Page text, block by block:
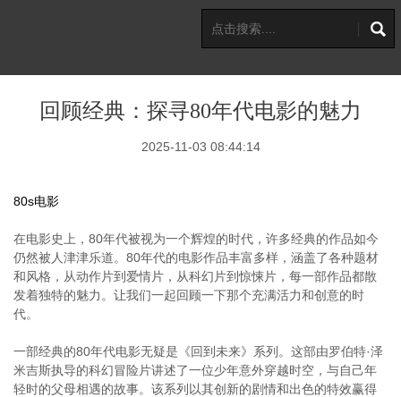
回顾经典：探寻80年代电影的魅力
2025-11-03 08:44:14
80s电影
在电影史上，80年代被视为一个辉煌的时代，许多经典的作品如今
仍然被人津津乐道。80年代的电影作品丰富多样，涵盖了各种题材
和风格，从动作片到爱情片，从科幻片到惊悚片，每一部作品都散
发着独特的魅力。让我们一起回顾一下那个充满活力和创意的时
代。
一部经典的80年代电影无疑是《回到未来》系列。这部由罗伯特·泽
米吉斯执导的科幻冒险片讲述了一位少年意外穿越时空，与自己年
轻时的父母相遇的故事。该系列以其创新的剧情和出色的特效赢得